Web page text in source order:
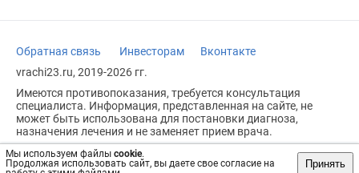
Мы используем файлы cookie.
Продолжая использовать сайт, вы даете свое согласие на
Принять
Обратная связь Инвесторам
Вконтакте
vrachi23.ru, 2019-2026 гг.
Имеются противопоказания, требуется консультация
специалиста. Информация, представленная на сайте, не
может быть использована для постановки диагноза,
назначения лечения и не заменяет прием врача.
Возрастное ограничение: 18+